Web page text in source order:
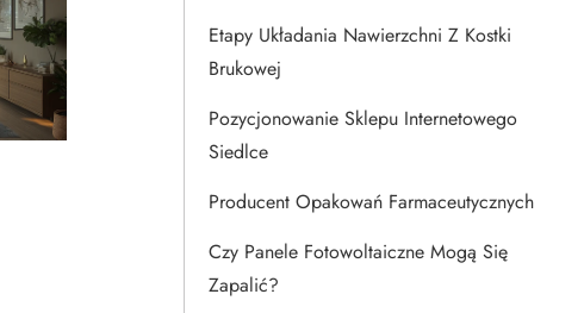
Etapy Układania Nawierzchni Z Kostki
Brukowej
Pozycjonowanie Sklepu Internetowego
Siedlce
Producent Opakowań Farmaceutycznych
Czy Panele Fotowoltaiczne Mogą Się
Zapalić?